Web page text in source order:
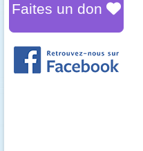
Faites un don